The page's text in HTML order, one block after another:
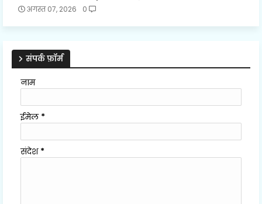
अगस्त 07, 2026 0
संपर्क फ़ॉर्म
नाम
ईमेल *
संदेश *